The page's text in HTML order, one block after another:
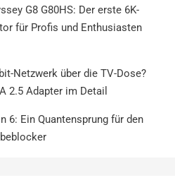
G8 G80HS: Der erste 6K-
für Profis und Enthusiasten
Netzwerk über die TV-Dose?
2.5 Adapter im Detail
6: Ein Quantensprung für den